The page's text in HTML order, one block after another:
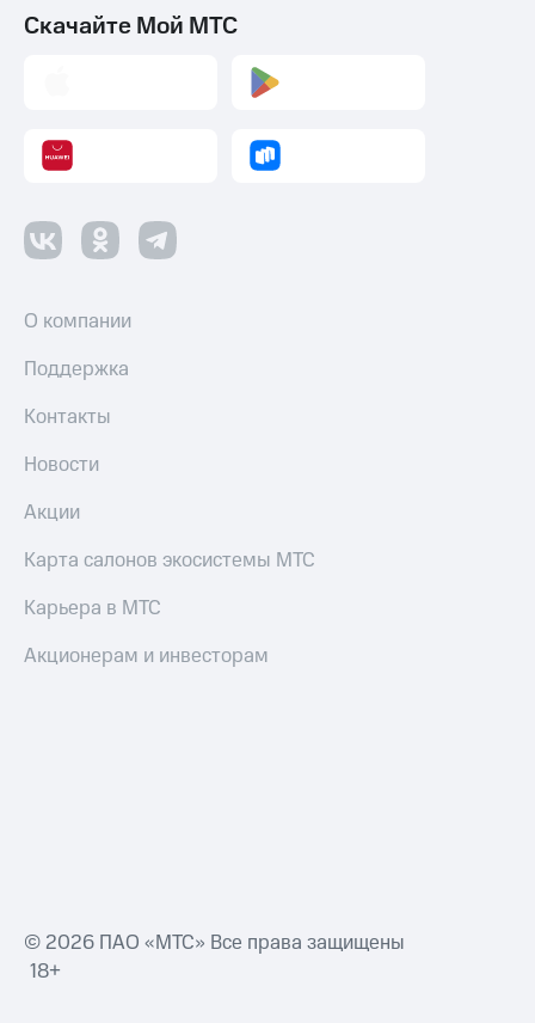
Скачайте Мой МТС
О компании
Поддержка
Контакты
Новости
Акции
Карта салонов экосистемы МТС
Карьера в МТС
Акционерам и инвесторам
© 2026 ПАО «МТС» Все права защищены
18+